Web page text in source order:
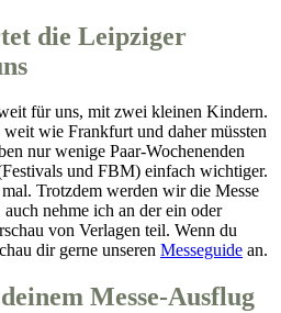
die Leipziger
für uns, mit zwei kleinen Kindern.
wie Frankfurt und daher müssten
nur wenige Paar-Wochenenden
und FBM) einfach wichtiger.
Trotzdem werden wir die Messe
nehme ich an der ein oder
von Verlagen teil. Wenn du
dir gerne unseren Messeguide an.
Messe-Ausflug